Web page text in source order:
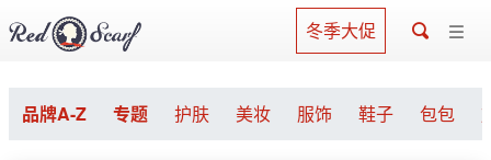
冬季大促
品牌A-Z 专题 护肤 美妆 服饰 鞋子 包包